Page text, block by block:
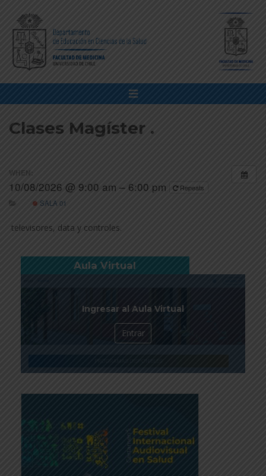
Clases Magíster .
WHEN:
10/08/2026 @ 9:00 am – 6:00 pm
Repeats
SALA 01
televisores, data y controles.
Aula Virtual
Ingresar al Aula Virtual
Entrar